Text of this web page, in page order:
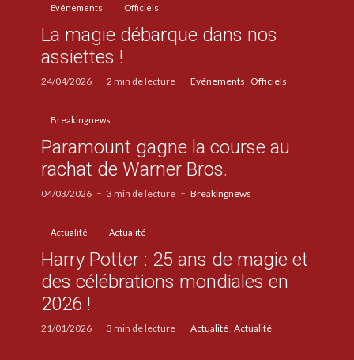
Evénements Officiels
La magie débarque dans nos
assiettes !
24/04/2026 2 min de lecture Evénements Officiels
Breakingnews
Paramount gagne la course au
rachat de Warner Bros.
04/03/2026 3 min de lecture Breakingnews
Actualité Actualité
Harry Potter : 25 ans de magie et
des célébrations mondiales en
2026 !
21/01/2026 3 min de lecture Actualité Actualité